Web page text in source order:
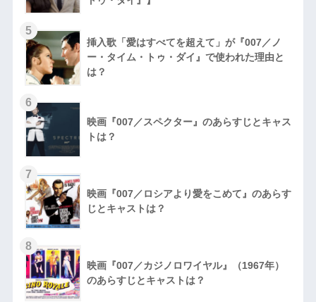
5
挿入歌「愛はすべてを超えて」が『007／ノ
ー・タイム・トゥ・ダイ』で使われた理由と
は？
6
映画『007／スペクター』のあらすじとキャス
トは？
7
映画『007／ロシアより愛をこめて』のあらす
じとキャストは？
8
映画『007／カジノロワイヤル』（1967年）
のあらすじとキャストは？